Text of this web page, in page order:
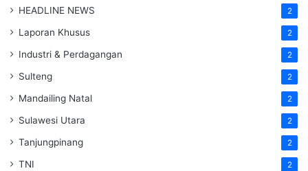
HEADLINE NEWS 2
Laporan Khusus 2
Industri & Perdagangan 2
Sulteng 2
Mandailing Natal 2
Sulawesi Utara 2
Tanjungpinang 2
TNI 2